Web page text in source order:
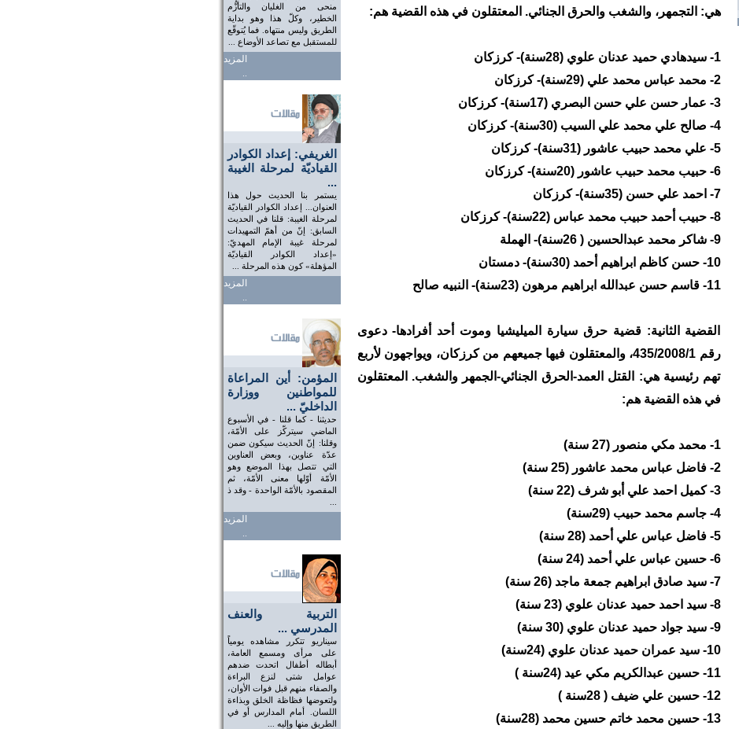
منحى من الغليان والتأزُّم
الخطير، وكلّ هذا وهو بداية
الطريق وليس منتهاه. فما يُتوقّع
للمستقبل مع تصاعد الأوضاع ...
المزيد
..
الغريفي: إعداد الكوادر
القياديّة لمرحلة الغيبة
...
يستمر بنا الحديث حول هذا
العنوان... إعداد الكوادر القياديّة
لمرحلة الغيبة: قلنا في الحديث
السابق: إنّ من أهمّ التمهيدات
لمرحلة غيبة الإمام المهديّ:
«إعداد الكوادر القياديّة
المؤهلة» كون هذه المرحلة ...
المزيد
..
المؤمن: أين المراعاة
للمواطنين ووزارة
الداخليّ ...
حديثنا - كما قلنا - في الأسبوع
الماضي سيتركّز على الأمّة،
وقلنا: إنّ الحديث سيكون ضمن
عدّة عناوين، وبعض العناوين
التي تتصل بهذا الموضع وهو
الأمّة أوّلها معنى الأمّة، ثم
المقصود بالأمّة الواحدة - وقد ذ
المزيد
..
التربية والعنف
المدرسي ...
سيناريو تتكرر مشاهده يومياً
على مرأى ومسمع العامة،
أبطاله أطفال اتحدت ضدهم
عوامل شتى لنزع البراءة
والصفاء منهم قبل فوات الأوان،
ولتعوضها فظاظة الخلق وبذاءة
اللسان. أمام المدارس أو في
الطريق منها وإليه ...
هي: التجمهر، والشغب والحرق الجنائي. المعتقلون في هذه القضية هم:
1- سيدهادي حميد عدنان علوي (28سنة)- كرزكان
2- محمد عباس محمد علي (29سنة)- كرزكان
3- عمار حسن علي حسن البصري (17سنة)- كرزكان
4- صالح علي محمد علي السيب (30سنة)- كرزكان
5- علي محمد حبيب عاشور (31سنة)- كرزكان
6- حبيب محمد حبيب عاشور (20سنة)- كرزكان
7- احمد علي حسن (35سنة)- كرزكان
8- حبيب أحمد حبيب محمد عباس (22سنة)- كرزكان
9- شاكر محمد عبدالحسين ( 26سنة)- الهملة
10- حسن كاظم ابراهيم أحمد (30سنة)- دمستان
11- قاسم حسن عبدالله ابراهيم مرهون (23سنة)- النبيه صالح
القضية الثانية: قضية حرق سيارة الميليشيا وموت أحد أفرادها- دعوى
رقم 435/2008/1، والمعتقلون فيها جميعهم من كرزكان، ويواجهون لأربع
تهم رئيسية هي: القتل العمد-الحرق الجنائي-الجمهر والشغب. المعتقلون
في هذه القضية هم:
1- محمد مكي منصور (27 سنة)
2- فاضل عباس محمد عاشور (25 سنة)
3- كميل احمد علي أبو شرف (22 سنة)
4- جاسم محمد حبيب (29سنة)
5- فاضل عباس علي أحمد (28 سنة)
6- حسين عباس علي أحمد (24 سنة)
7- سيد صادق ابراهيم جمعة ماجد (26 سنة)
8- سيد احمد حميد عدنان علوي (23 سنة)
9- سيد جواد حميد عدنان علوي (30 سنة)
10- سيد عمران حميد عدنان علوي (24سنة)
11- حسين عبدالكريم مكي عيد (24سنة )
12- حسين علي ضيف ( 28سنة )
13- حسين محمد خاتم حسين محمد (28سنة)